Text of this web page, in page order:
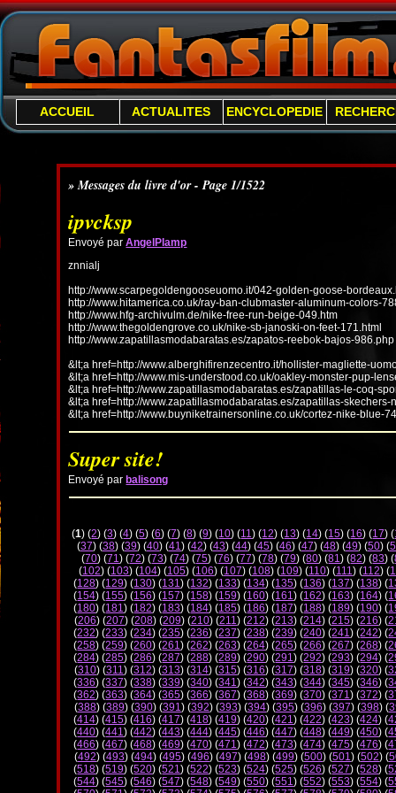
ACCUEIL ACTUALITES ENCYCLOPEDIE
» Messages du livre d'or - Page 1/1522
ipvcksp
Envoyé parAngelPlamp
znnialj
http://www.scarpegoldengooseuomo.it/042-golden-goose-
http://www.hitamerica.co.uk/ray-ban-clubmaster-aluminum-colors-
http://www.hfg-archivulm.de/nike-free-run-beige-049.htm
http://www.thegoldengrove.co.uk/nike-sb-janoski-on-feet-171.html
http://www.zapatillasmodabaratas.es/zapatos-reebok-bajos-986.php
&lt;a href=http://www.alberghifirenzecentro.it/hollister-magliette-
&lt;a href=http://www.mis-understood.co.uk/oakley-monster-pup-
&lt;a href=http://www.zapatillasmodabaratas.es/zapatillas-le-coq-
&lt;a href=http://www.zapatillasmodabaratas.es/zapatillas-
&lt;a href=http://www.buyniketrainersonline.co.uk/cortez-nike-blue-
Super site!
Envoyé par balisong
(1) (2) (3) (4) (5) (6) (7) (8) (9) (10) (11) (12) (13) (14) (15) (16) (17) (
(37) (38) (39) (40) (41) (42) (43) (44) (45) (46) (47) (48) (49) (50) (
(70) (71) (72) (73) (74) (75) (76) (77) (78) (79) (80) (81) (82) (83) (
(102) (103) (104) (105) (106) (107) (108) (109) (110) (111) (112) (
(128) (129) (130) (131) (132) (133) (134) (135) (136) (137) (138) (
(154) (155) (156) (157) (158) (159) (160) (161) (162) (163) (164) (
(180) (181) (182) (183) (184) (185) (186) (187) (188) (189) (190) (
(206) (207) (208) (209) (210) (211) (212) (213) (214) (215) (216) (
(232) (233) (234) (235) (236) (237) (238) (239) (240) (241) (242) (
(258) (259) (260) (261) (262) (263) (264) (265) (266) (267) (268) (
(284) (285) (286) (287) (288) (289) (290) (291) (292) (293) (294) (
(310) (311) (312) (313) (314) (315) (316) (317) (318) (319) (320) (
(336) (337) (338) (339) (340) (341) (342) (343) (344) (345) (346) (
(362) (363) (364) (365) (366) (367) (368) (369) (370) (371) (372) (
(388) (389) (390) (391) (392) (393) (394) (395) (396) (397) (398) (
(414) (415) (416) (417) (418) (419) (420) (421) (422) (423) (424) (
(440) (441) (442) (443) (444) (445) (446) (447) (448) (449) (450) (
(466) (467) (468) (469) (470) (471) (472) (473) (474) (475) (476) (
(492) (493) (494) (495) (496) (497) (498) (499) (500) (501) (502) (
(518) (519) (520) (521) (522) (523) (524) (525) (526) (527) (528) (
(544) (545) (546) (547) (548) (549) (550) (551) (552) (553) (554) (